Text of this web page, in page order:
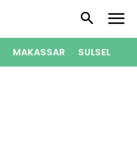
MAKASSAR SULSEL